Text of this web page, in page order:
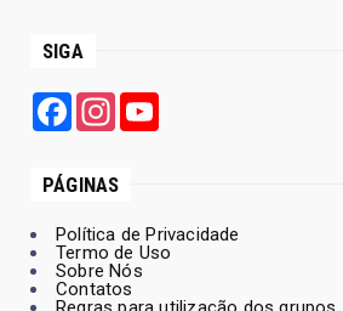
SIGA
FacebookInstagram
PÁGINAS
Política de Privacidade
Termo de Uso
Sobre Nós
Contatos